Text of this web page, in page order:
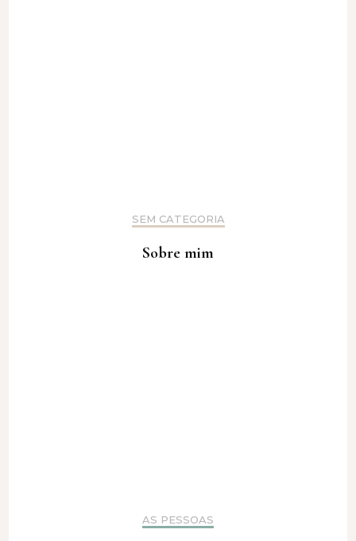
SEM CATEGORIA
Sobre mim
AS PESSOAS